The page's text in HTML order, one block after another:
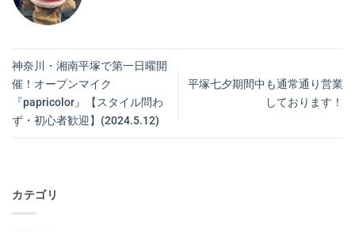
神奈川・湘南平塚で第一日曜開
催！オープンマイク
『papricolor』【スタイル問わ
ず・初心者歓迎】(2024.5.12)
平塚七夕期間中も通常通り営業
しております！
カテゴリ